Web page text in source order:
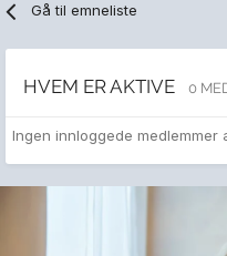
Gå til emneliste
HVEM ER AKTIVE 0
Ingen innloggede medlemmer